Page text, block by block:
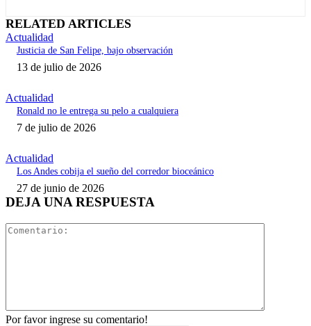
RELATED ARTICLES
Actualidad
Justicia de San Felipe, bajo observación
13 de julio de 2026
Actualidad
Ronald no le entrega su pelo a cualquiera
7 de julio de 2026
Actualidad
Los Andes cobija el sueño del corredor bioceánico
27 de junio de 2026
DEJA UNA RESPUESTA
Por favor ingrese su comentario!